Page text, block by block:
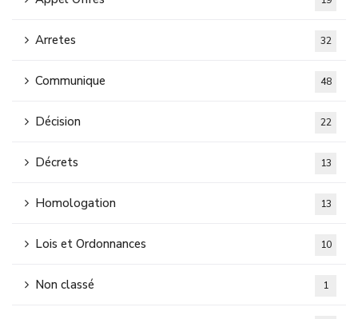
Arretes 32
Communique 48
Décision 22
Décrets 13
Homologation 13
Lois et Ordonnances 10
Non classé 1